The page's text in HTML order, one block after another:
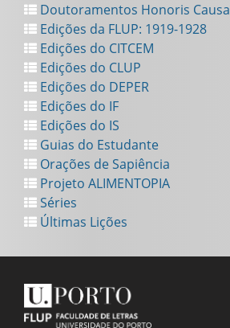
Doutoramentos Honoris Causa
Edições da FLUP: 1919-1928
Edições do CITCEM
Edições do CLUP
Edições do DEPER
Edições do IF
Edições do IS
Guias do Estudante
Orações de Sapiência
Projeto ALIMENTOPIA
Séries
Últimas Lições